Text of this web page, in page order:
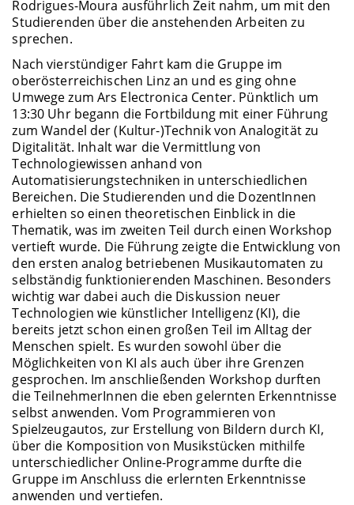
Rodrigues-Moura ausführlich Zeit nahm, um mit den
Studierenden über die anstehenden Arbeiten zu
sprechen.
Nach vierstündiger Fahrt kam die Gruppe im
oberösterreichischen Linz an und es ging ohne
Umwege zum Ars Electronica Center. Pünktlich um
13:30 Uhr begann die Fortbildung mit einer Führung
zum Wandel der (Kultur-)Technik von Analogität zu
Digitalität. Inhalt war die Vermittlung von
Technologiewissen anhand von
Automatisierungstechniken in unterschiedlichen
Bereichen. Die Studierenden und die DozentInnen
erhielten so einen theoretischen Einblick in die
Thematik, was im zweiten Teil durch einen Workshop
vertieft wurde. Die Führung zeigte die Entwicklung von
den ersten analog betriebenen Musikautomaten zu
selbständig funktionierenden Maschinen. Besonders
wichtig war dabei auch die Diskussion neuer
Technologien wie künstlicher Intelligenz (KI), die
bereits jetzt schon einen großen Teil im Alltag der
Menschen spielt. Es wurden sowohl über die
Möglichkeiten von KI als auch über ihre Grenzen
gesprochen. Im anschließenden Workshop durften
die TeilnehmerInnen die eben gelernten Erkenntnisse
selbst anwenden. Vom Programmieren von
Spielzeugautos, zur Erstellung von Bildern durch KI,
über die Komposition von Musikstücken mithilfe
unterschiedlicher Online-Programme durfte die
Gruppe im Anschluss die erlernten Erkenntnisse
anwenden und vertiefen.